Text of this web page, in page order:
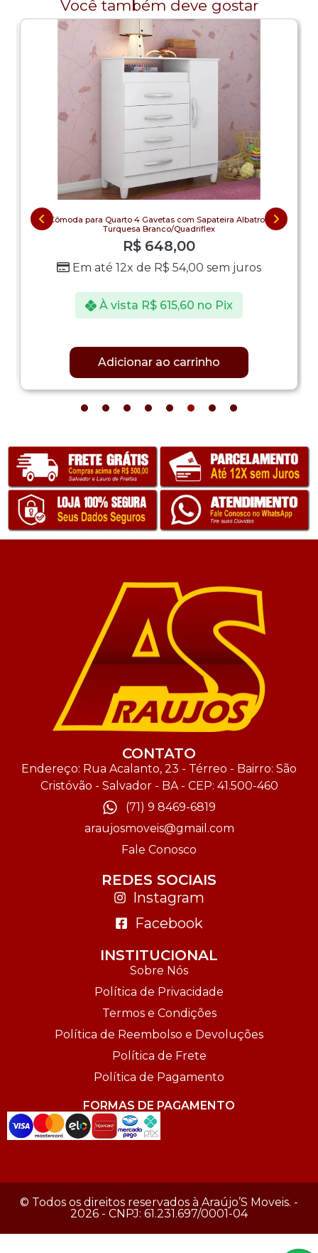
Você também deve gostar
Cômoda para Quarto 4 Gavetas com Sapateira Albatroz
Turquesa Branco/Quadriflex
R$ 648,00
Em até 12x de R$ 54,00 sem juros
À vista R$ 615,60 no Pix
Adicionar ao carrinho
CONTATO
Endereço: Rua Acalanto, 23 - Térreo - Bairro: São
Cristóvão - Salvador - BA - CEP: 41.500-460
(71) 9 8469-6819
araujosmoveis@gmail.com
Fale Conosco
REDES SOCIAIS
Instagram
Facebook
INSTITUCIONAL
Sobre Nós
Política de Privacidade
Termos e Condições
Política de Reembolso e Devoluções
Política de Frete
Política de Pagamento
FORMAS DE PAGAMENTO
© Todos os direitos reservados à Araújo’S Moveis. -
2026 - CNPJ: 61.231.697/0001-04